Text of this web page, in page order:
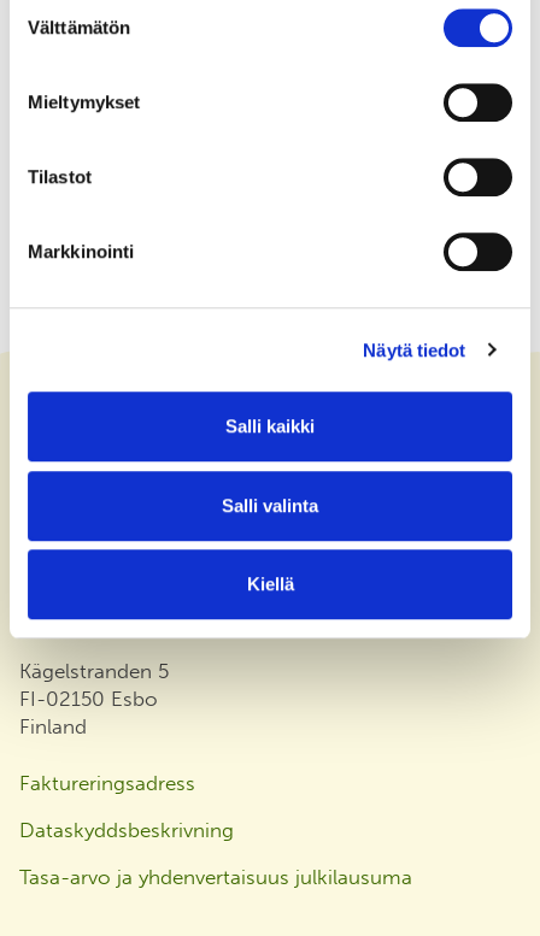
valinta
Välttämätön
Mieltymykset
Tilastot
Markkinointi
Näytä tiedot
Salli kaikki
Salli valinta
Kiellä
Kontakta oss
donations@bsag.fi
Kägelstranden 5
FI-02150 Esbo
Finland
Faktureringsadress
Dataskyddsbeskrivning
Tasa-arvo ja yhdenvertaisuus julkilausuma